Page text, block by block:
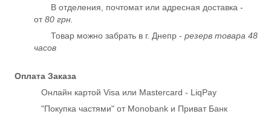
В отделения, почтомат или адресная доставка -
от80 грн.
Товар можно забрать в г. Днепр - резерв товара 48
часов
Оплата Заказа
Онлайн картой Visa или Mastercard - LiqPay
"Покупка частями" от Monobank и Приват Банк